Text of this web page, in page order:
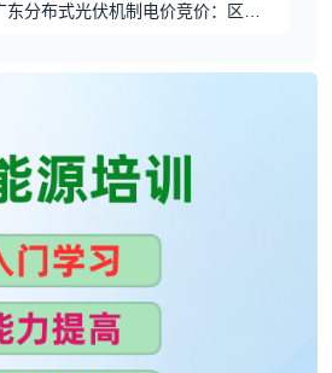
2025年广东分布式光伏机制电价竞价：区间0.2 - 0.4元/kWh，电量50亿